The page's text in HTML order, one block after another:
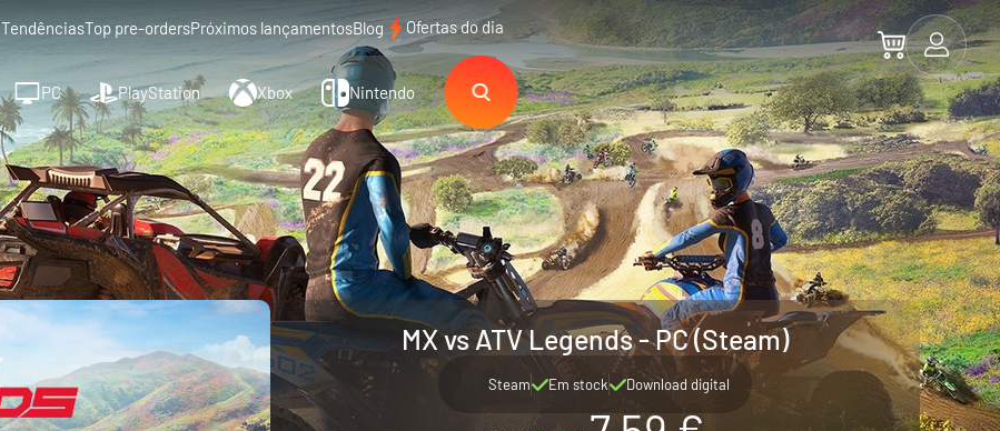
TendênciasTop pre-ordersPróximos lançamentosBlog Ofertas do dia
PC PlayStation Xbox Nintendo
MX vs ATV Legends - PC (Steam)
Steam Em stock Download digital